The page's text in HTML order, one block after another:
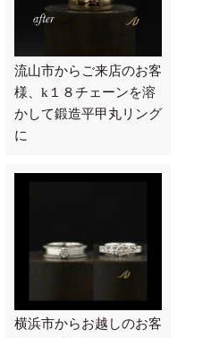
流山市からご来店のお客
様、k１８チェーンを溶
かして鍛造平甲丸リング
に
横浜市からお越しのお客